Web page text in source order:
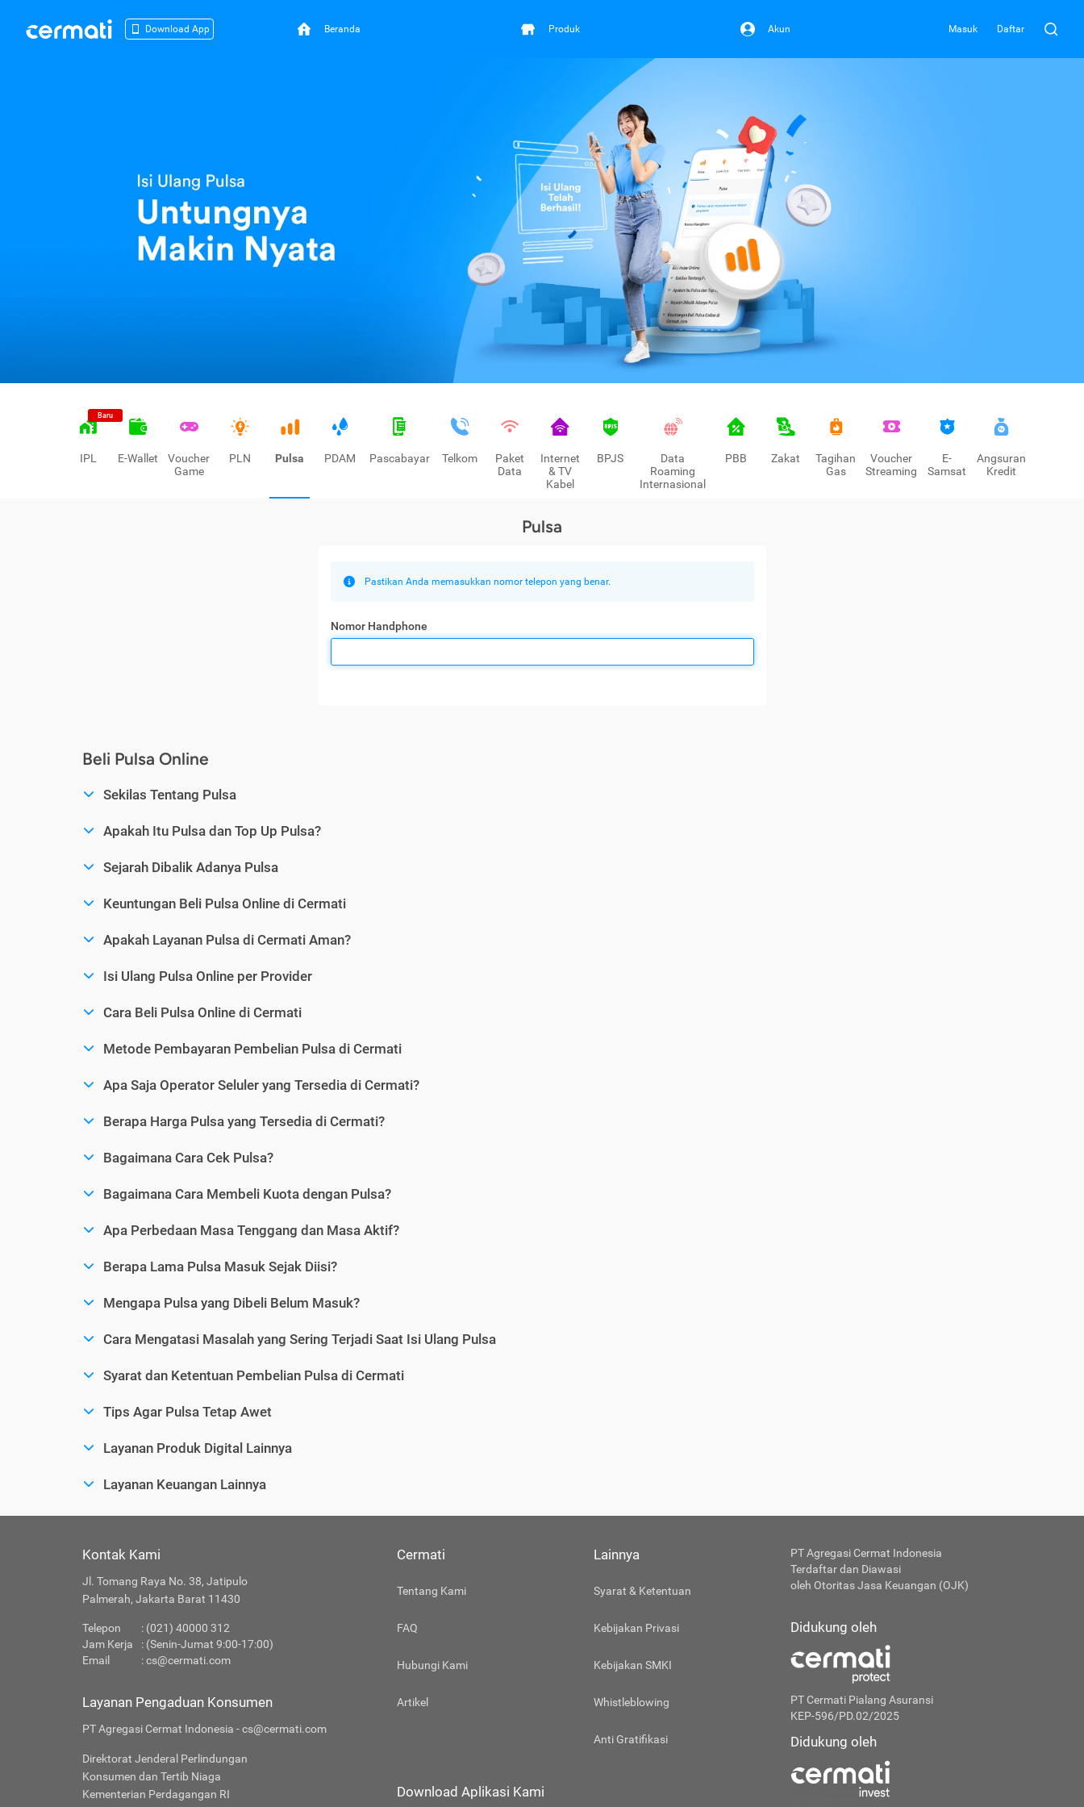
Download App Beranda Produk Akun Masuk Daftar
Baru
IPL E-Wallet
Voucher
Game
PLN Pulsa PDAM Pascabayar Telkom
Paket
Data
Internet
& TV
Kabel
BPJS
Data
Roaming
Internasional
PBB Zakat
Tagihan
Gas
Voucher
Streaming
E-
Samsat
Angsuran
Kredit
Pulsa
Pastikan Anda memasukkan nomor telepon yang benar.
Nomor Handphone
Beli Pulsa Online
Sekilas Tentang Pulsa
Apakah Itu Pulsa dan Top Up Pulsa?
Sejarah Dibalik Adanya Pulsa
Keuntungan Beli Pulsa Online di Cermati
Apakah Layanan Pulsa di Cermati Aman?
Isi Ulang Pulsa Online per Provider
Cara Beli Pulsa Online di Cermati
Metode Pembayaran Pembelian Pulsa di Cermati
Apa Saja Operator Seluler yang Tersedia di Cermati?
Berapa Harga Pulsa yang Tersedia di Cermati?
Bagaimana Cara Cek Pulsa?
Bagaimana Cara Membeli Kuota dengan Pulsa?
Apa Perbedaan Masa Tenggang dan Masa Aktif?
Berapa Lama Pulsa Masuk Sejak Diisi?
Mengapa Pulsa yang Dibeli Belum Masuk?
Cara Mengatasi Masalah yang Sering Terjadi Saat Isi Ulang Pulsa
Syarat dan Ketentuan Pembelian Pulsa di Cermati
Tips Agar Pulsa Tetap Awet
Layanan Produk Digital Lainnya
Layanan Keuangan Lainnya
Kontak Kami
Jl. Tomang Raya No. 38, Jatipulo
Palmerah, Jakarta Barat 11430
Telepon
: (021) 40000 312
Jam Kerja
: (Senin-Jumat 9:00-17:00)
Email
:cs@cermati.com
Layanan Pengaduan Konsumen
PT Agregasi Cermat Indonesia - cs@cermati.com
Direktorat Jenderal Perlindungan
Konsumen dan Tertib Niaga
Kementerian Perdagangan RI
Cermati
Tentang Kami
FAQ
Hubungi Kami
Artikel
Lainnya
Syarat & Ketentuan
Kebijakan Privasi
Kebijakan SMKI
Whistleblowing
Anti Gratifikasi
Download Aplikasi Kami
PT Agregasi Cermat Indonesia
Terdaftar dan Diawasi
oleh Otoritas Jasa Keuangan (OJK)
Didukung oleh
PT Cermati Pialang Asuransi
KEP-596/PD.02/2025
Didukung oleh